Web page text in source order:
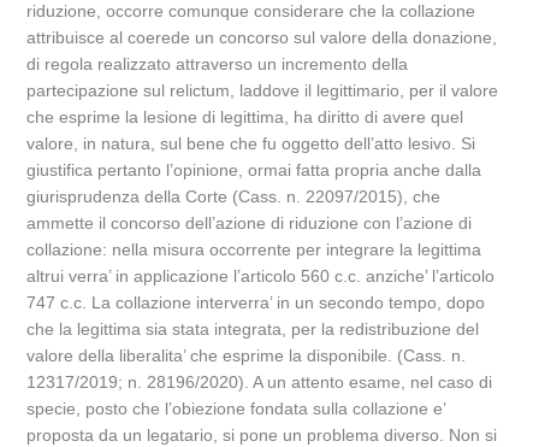
riduzione, occorre comunque considerare che la collazione
attribuisce al coerede un concorso sul valore della donazione,
di regola realizzato attraverso un incremento della
partecipazione sul relictum, laddove il legittimario, per il valore
che esprime la lesione di legittima, ha diritto di avere quel
valore, in natura, sul bene che fu oggetto dell’atto lesivo. Si
giustifica pertanto l’opinione, ormai fatta propria anche dalla
giurisprudenza della Corte (Cass. n. 22097/2015), che
ammette il concorso dell’azione di riduzione con l’azione di
collazione: nella misura occorrente per integrare la legittima
altrui verra’ in applicazione l’articolo 560 c.c. anziche’ l’articolo
747 c.c. La collazione interverra’ in un secondo tempo, dopo
che la legittima sia stata integrata, per la redistribuzione del
valore della liberalita’ che esprime la disponibile. (Cass. n.
12317/2019; n. 28196/2020). A un attento esame, nel caso di
specie, posto che l’obiezione fondata sulla collazione e’
proposta da un legatario, si pone un problema diverso. Non si